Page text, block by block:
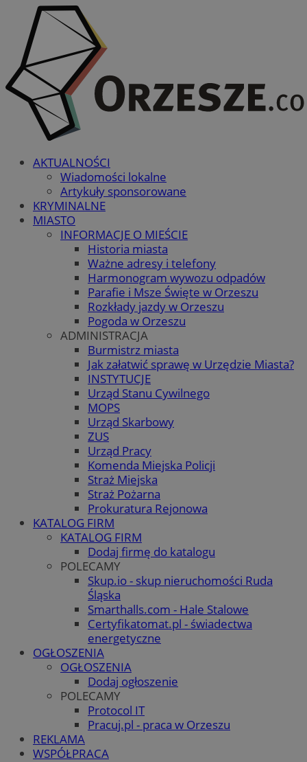
AKTUALNOŚCI
Wiadomości lokalne
Artykuły sponsorowane
KRYMINALNE
MIASTO
INFORMACJE O MIEŚCIE
Historia miasta
Ważne adresy i telefony
Harmonogram wywozu odpadów
Parafie i Msze Święte w Orzeszu
Rozkłady jazdy w Orzeszu
Pogoda w Orzeszu
ADMINISTRACJA
Burmistrz miasta
Jak załatwić sprawę w Urzędzie Miasta?
INSTYTUCJE
Urząd Stanu Cywilnego
MOPS
Urząd Skarbowy
ZUS
Urząd Pracy
Komenda Miejska Policji
Straż Miejska
Straż Pożarna
Prokuratura Rejonowa
KATALOG FIRM
KATALOG FIRM
Dodaj firmę do katalogu
POLECAMY
Skup.io - skup nieruchomości Ruda
Śląska
Smarthalls.com - Hale Stalowe
Certyfikatomat.pl - świadectwa
energetyczne
OGŁOSZENIA
OGŁOSZENIA
Dodaj ogłoszenie
POLECAMY
Protocol IT
Pracuj.pl - praca w Orzeszu
REKLAMA
WSPÓŁPRACA